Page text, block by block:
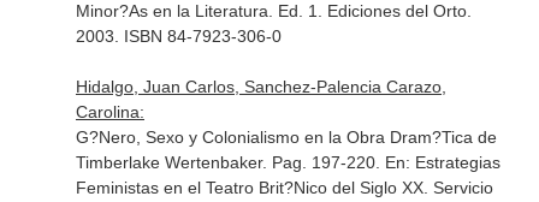
Minor?As en la Literatura . Ed. 1. Ediciones del Orto.
2003. ISBN 84-7923-306-0
Hidalgo, Juan Carlos, Sanchez-Palencia Carazo,
Carolina:
G?Nero, Sexo y Colonialismo en la Obra Dram?Tica de
Timberlake Wertenbaker. Pag. 197-220. En: Estrategias
Feministas en el Teatro Brit?Nico del Siglo XX. Servicio